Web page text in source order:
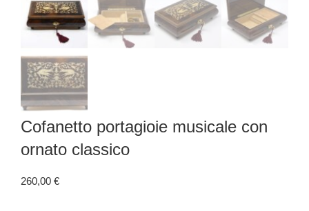
Cofanetto portagioie musicale con
ornato classico
260,00 €